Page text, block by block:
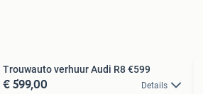
Trouwauto verhuur Audi R8 €599
€ 599,00 Details